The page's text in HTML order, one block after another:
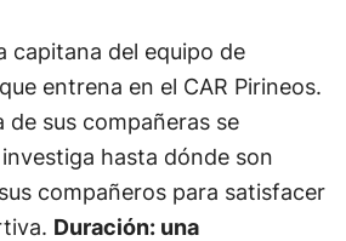
capitana del equipo de
entrena en el CAR Pirineos.
de sus compañeras se
hasta dónde son
compañeros para satisfacer
Duración: una